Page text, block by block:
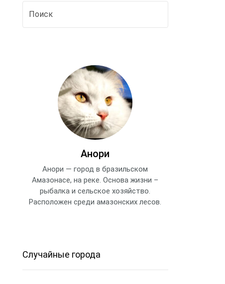
Анори
Анори — город в бразильском
Амазонасе, на реке. Основа жизни –
рыбалка и сельское хозяйство.
Расположен среди амазонских лесов.
Случайные города